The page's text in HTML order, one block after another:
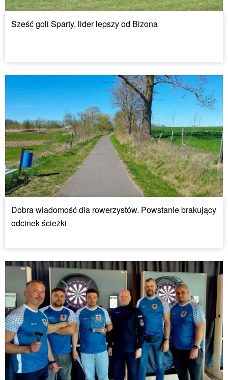
Sześć goli Sparty, lider lepszy od Bizona
Dobra wiadomość dla rowerzystów. Powstanie brakujący
odcinek ścieżki